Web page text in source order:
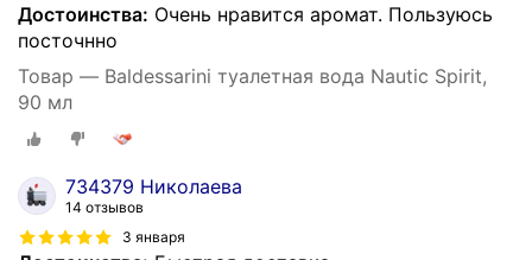
Достоинства: Очень нравится аромат. Пользуюсь
посточнно
Товар — Baldessarini туалетная вода Nautic Spirit,
90 мл
734379 Николаева
14 отзывов
3 января